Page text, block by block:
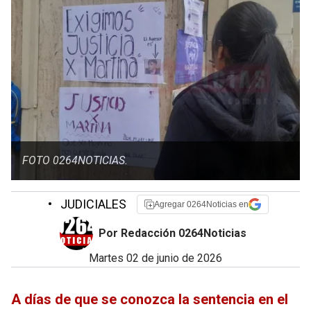
FOTO 0264NOTICIAS.
• JUDICIALES Agregar 0264Noticias en
Por Redacción 0264Noticias
martes 02 de junio de 2026
A días de que se conozca la sentencia en el